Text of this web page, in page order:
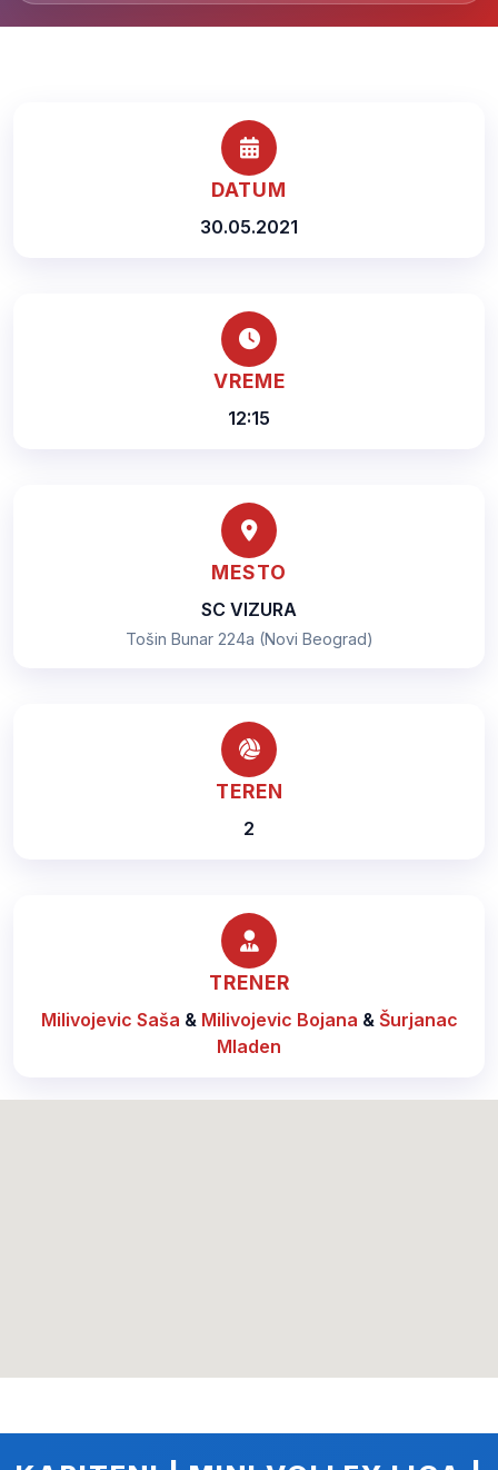
DATUM
30.05.2021
VREME
12:15
MESTO
SC VIZURA
Tošin Bunar 224a (Novi Beograd)
TEREN
2
TRENER
Milivojevic Saša & Milivojevic Bojana & Šurjanac
Mladen